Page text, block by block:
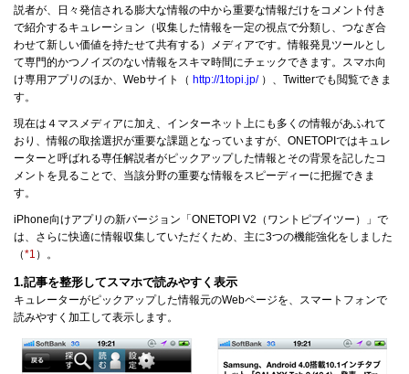
説者が、日々発信される膨大な情報の中から重要な情報だけをコメント付き
で紹介するキュレーション（収集した情報を一定の視点で分類し、つなぎ合
わせて新しい価値を持たせて共有する）メディアです。情報発見ツールとし
て専門的かつノイズのない情報をスキマ時間にチェックできます。スマホ向
け専用アプリのほか、Webサイト（ http://1topi.jp/）、Twitterでも閲覧できま
す。
現在は４マスメディアに加え、インターネット上にも多くの情報があふれて
おり、情報の取捨選択が重要な課題となっていますが、ONETOPIではキュレ
ーターと呼ばれる専任解説者がピックアップした情報とその背景を記したコ
メントを見ることで、当該分野の重要な情報をスピーディーに把握できま
す。
iPhone向けアプリの新バージョン「ONETOPI V2（ワントピブイツー）」で
は、さらに快適に情報収集していただくため、主に3つの機能強化をしました
（*1 ）。
1.記事を整形してスマホで読みやすく表示
キュレーターがピックアップした情報元のWebページを、スマートフォンで
読みやすく加工して表示します。